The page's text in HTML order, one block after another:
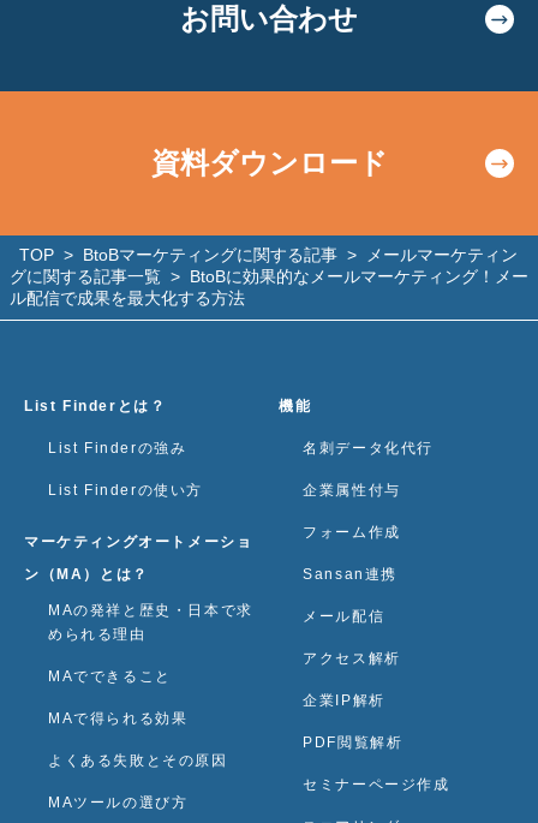
お問い合わせ
資料ダウンロード
TOP > BtoBマーケティングに関する記事 >
メールマーケティン
グに関する記事一覧 > BtoBに効果的なメールマーケティング！メー
ル配信で成果を最大化する方法
List Finderとは？
List Finderの強み
List Finderの使い方
マーケティングオートメーショ
ン（MA）とは？
MAの発祥と歴史・日本で求
められる理由
MAでできること
MAで得られる効果
よくある失敗とその原因
MAツールの選び方
機能
名刺データ化代行
企業属性付与
フォーム作成
Sansan連携
メール配信
アクセス解析
企業IP解析
PDF閲覧解析
セミナーページ作成